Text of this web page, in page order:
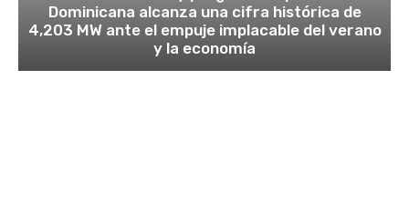
Dominicana alcanza una cifra histórica de
4,203 MW ante el empuje implacable del verano
y la economía